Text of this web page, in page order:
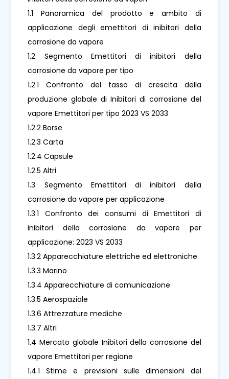
1.1 Panoramica del prodotto e ambito di
applicazione degli emettitori di inibitori della
corrosione da vapore
1.2 Segmento Emettitori di inibitori della
corrosione da vapore per tipo
1.2.1 Confronto del tasso di crescita della
produzione globale di Inibitori di corrosione del
vapore Emettitori per tipo 2023 VS 2033
1.2.2 Borse
1.2.3 Carta
1.2.4 Capsule
1.2.5 Altri
1.3 Segmento Emettitori di inibitori della
corrosione da vapore per applicazione
1.3.1 Confronto dei consumi di Emettitori di
inibitori della corrosione da vapore per
applicazione: 2023 VS 2033
1.3.2 Apparecchiature elettriche ed elettroniche
1.3.3 Marino
1.3.4 Apparecchiature di comunicazione
1.3.5 Aerospaziale
1.3.6 Attrezzature mediche
1.3.7 Altri
1.4 Mercato globale Inibitori della corrosione del
vapore Emettitori per regione
1.4.1 Stime e previsioni sulle dimensioni del